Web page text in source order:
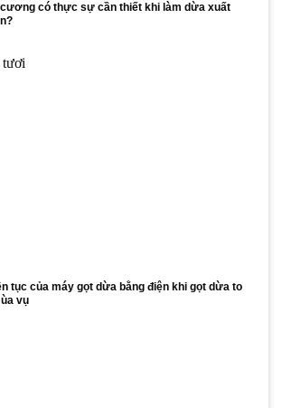
có thực sự cần thiết khi làm dừa xuất
tục của máy gọt dừa bằng điện khi gọt dừa to
vụ